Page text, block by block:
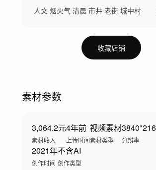
人文 烟火气 清晨 市井 老街 城中村
收藏店铺
素材参数
3,064.2元
素材收入
4年前
上传时间
视频素材
素材类型 分辨率
2021年
创作时间
不含AI
创作类型